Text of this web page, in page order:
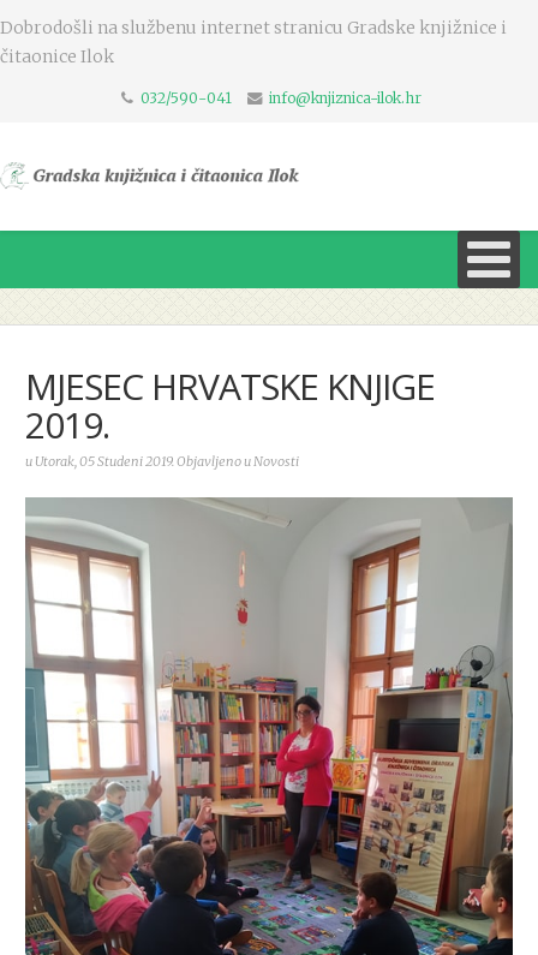
Dobrodošli na službenu internet stranicu Gradske knjižnice i
čitaonice Ilok
032/590-041 info@knjiznica-ilok.hr
MJESEC HRVATSKE KNJIGE
2019.
u Utorak, 05 Studeni 2019. Objavljeno u Novosti